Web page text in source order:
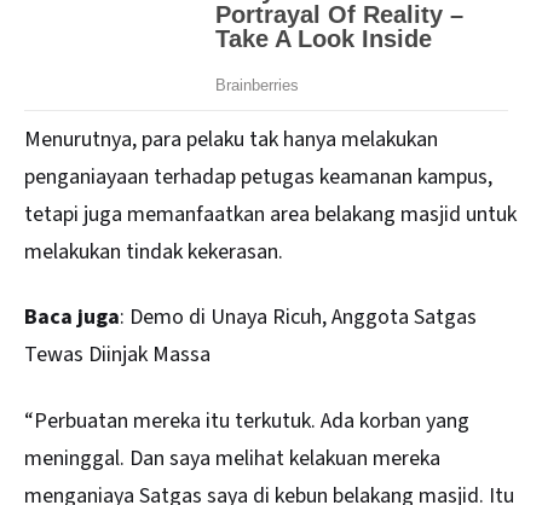
Menurutnya, para pelaku tak hanya melakukan
penganiayaan terhadap petugas keamanan kampus,
tetapi juga memanfaatkan area belakang masjid untuk
melakukan tindak kekerasan.
Baca juga: Demo di Unaya Ricuh, Anggota Satgas
Tewas Diinjak Massa
“Perbuatan mereka itu terkutuk. Ada korban yang
meninggal. Dan saya melihat kelakuan mereka
menganiaya Satgas saya di kebun belakang masjid. Itu